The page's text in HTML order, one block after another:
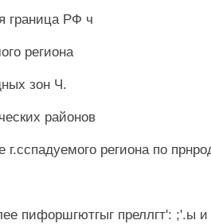
граница РФ ч
региона
зон Ч.
районов
г.сспадуемого региона по
пифоршгютгыг преллгт': ;'.ы и